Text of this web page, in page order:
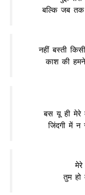
बल्कि जब तक
नहीं बस्ती
काश की
बस यू ही मेरे
जिंदगी में न
मेरे
तुम हो